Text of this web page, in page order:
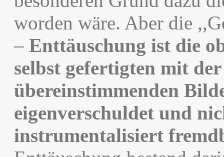
worden wäre. Aber die
– Enttäuschung ist die
selbst gefertigten mit
übereinstimmenden
eigenverschuldet und
instrumentalisiert